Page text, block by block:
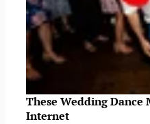
These Wedding Dance
Internet